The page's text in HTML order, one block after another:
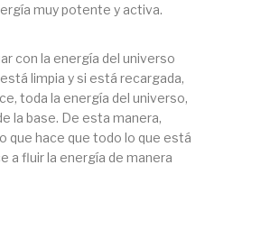
muy potente y activa.
con la energía del universo
limpia y si está recargada,
toda la energía del universo,
la base. De esta manera,
que hace que todo lo que está
a fluir la energía de manera